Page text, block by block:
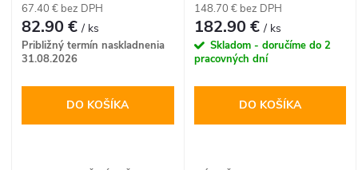
67.40 € bez DPH
82.90 €/ ks
Približný termín naskladnenia
31.08.2026
DO KOŠÍKA
148.70 € bez DPH
182.90 €/ ks
Skladom - doručíme do 2
pracovných dní
DO KOŠÍKA